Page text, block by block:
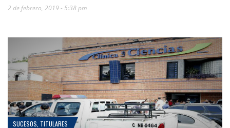
2 de febrero, 2019 - 5:38 pm
SUCESOS TITULARES